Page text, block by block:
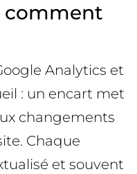
comment
Analytics et
: un encart met
changements
Chaque
et souvent